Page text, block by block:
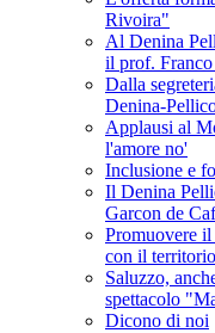
Rivoira"
Al Denina
il prof.
Dalla
Denina-
Applausi al
l'amore no'
Inclusione e
Il Denina
Garcon de
Promuovere
con il territorio
Saluzzo,
spettacolo
Dicono di noi